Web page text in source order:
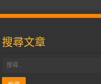
搜尋文章